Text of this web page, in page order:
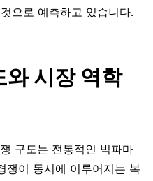
으로 예측하고 있습니다.
와 시장 역학
구도는 전통적인 빅파마
쟁이 동시에 이루어지는 복